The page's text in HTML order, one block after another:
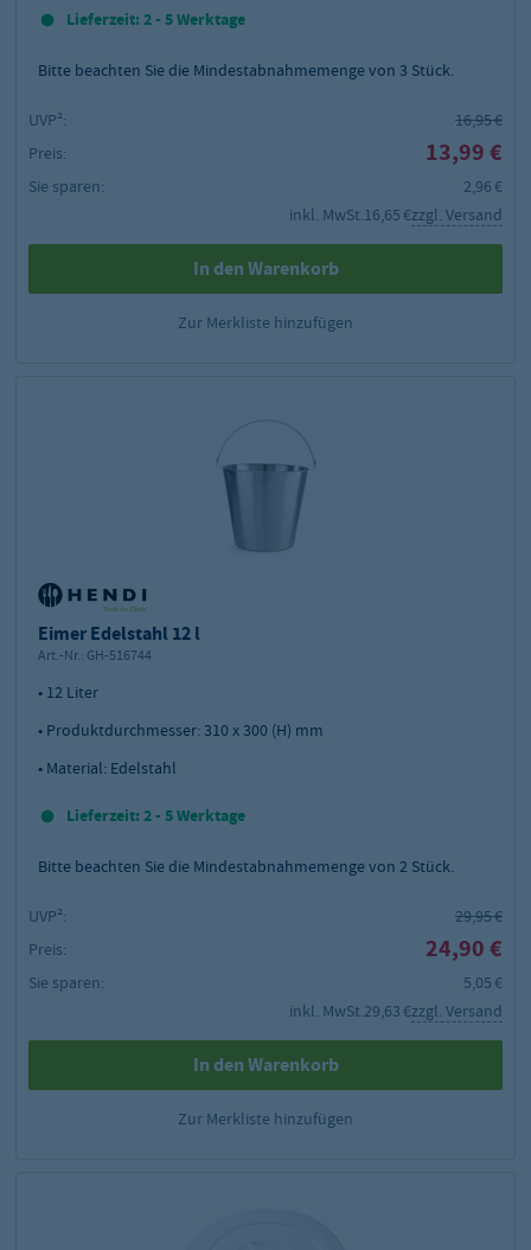
Lieferzeit: 2 - 5 Werktage
Bitte beachten Sie die Mindestabnahmemenge von 3 Stück.
UVP²:
16,95 €
Preis:
13,99 €
Sie sparen:
2,96 €
inkl. MwSt.16,65 €zzgl. Versand
In den Warenkorb
Zur Merkliste hinzufügen
Eimer Edelstahl 12 l
Art.-Nr.: GH-516744
• 12 Liter
• Produktdurchmesser: 310 x 300 (H) mm
• Material: Edelstahl
Lieferzeit: 2 - 5 Werktage
Bitte beachten Sie die Mindestabnahmemenge von 2 Stück.
UVP²:
29,95 €
Preis:
24,90 €
Sie sparen:
5,05 €
inkl. MwSt.29,63 €zzgl. Versand
In den Warenkorb
Zur Merkliste hinzufügen